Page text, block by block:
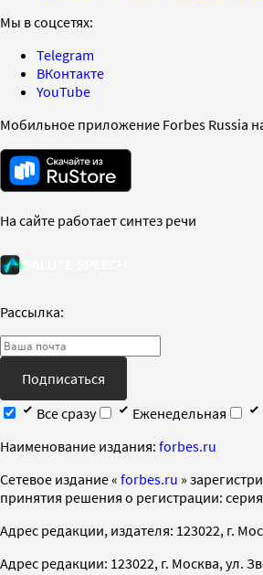
Мы в соцсетях:
Telegram
ВКонтакте
YouTube
Мобильное приложение Forbes Russia
На сайте работает синтез речи
Рассылка:
Подписаться
Все сразу
Еженедельная
Наименование издания: forbes.ru
Cетевое издание « forbes.ru »
принятия решения о регистрации:
Адрес редакции, издателя: 123022, г.
Адрес редакции: 123022, г. Москва, ул.